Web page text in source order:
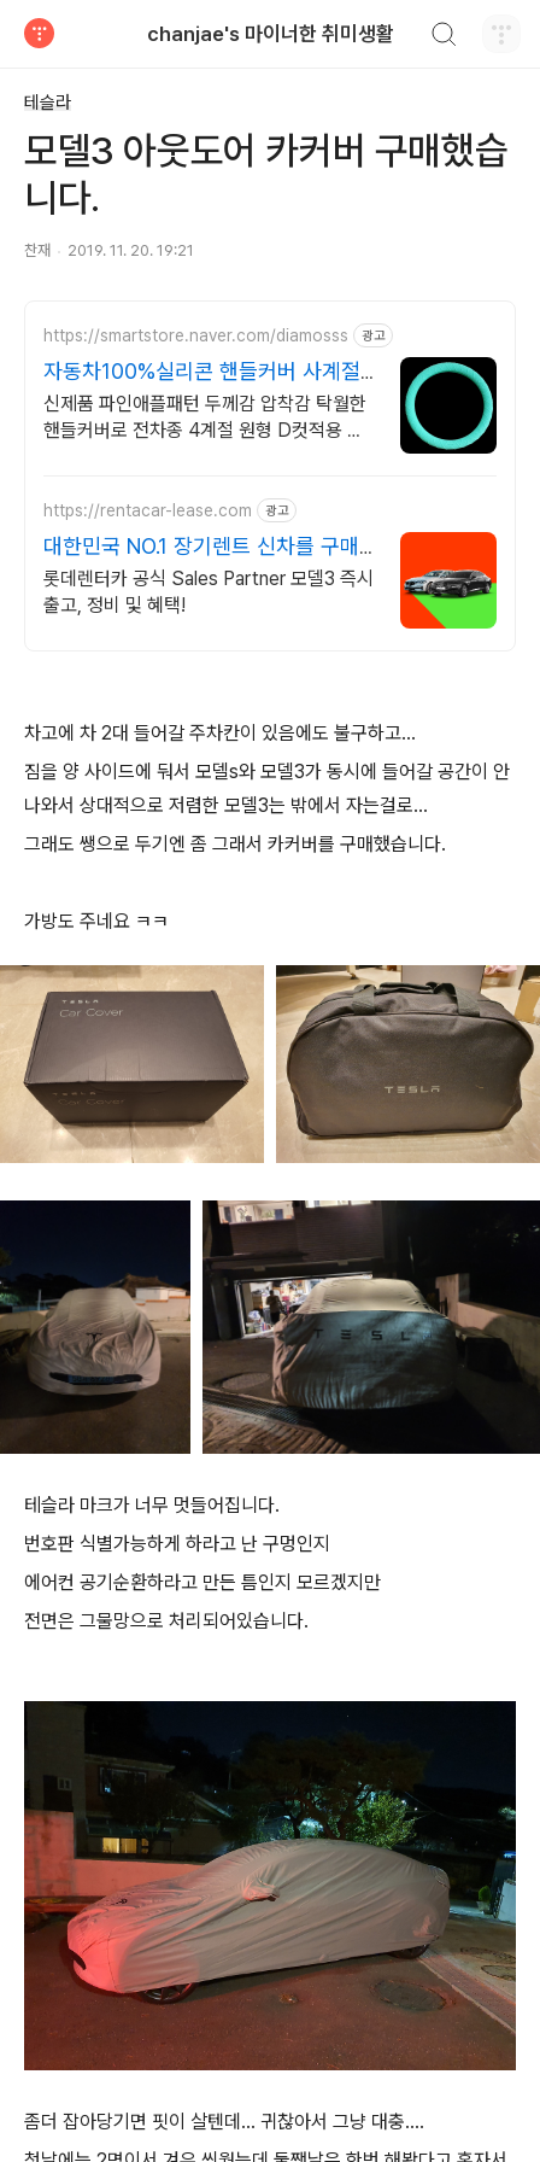
chanjae's 마이너한 취미생활
테슬라
모델3 아웃도어 카커버 구매했습
니다.
찬재 2019. 11. 20. 19:21
https://smartstore.naver.com/diamosss 광고
자동차100%실리콘 핸들커버 사계절
용 100%실리콘그립
신제품 파인애플패턴 두께감 압착감 탁월한
핸들커버로 전차종 4계절 원형 D컷적용 봄
https://rentacar-lease.com 광고
대한민국 NO.1 장기렌트 신차를 구매
하는 완벽한 방법
롯데렌터카 공식 Sales Partner 모델3 즉시
출고, 정비 및 혜택!
차고에 차 2대 들어갈 주차칸이 있음에도 불구하고...
짐을 양 사이드에 둬서 모델s와 모델3가 동시에 들어갈 공간이 안
나와서 상대적으로 저렴한 모델3는 밖에서 자는걸로...
그래도 쌩으로 두기엔 좀 그래서 카커버를 구매했습니다.
가방도 주네요 ㅋㅋ
테슬라 마크가 너무 멋들어집니다.
번호판 식별가능하게 하라고 난 구멍인지
에어컨 공기순환하라고 만든 틈인지 모르겠지만
전면은 그물망으로 처리되어있습니다.
좀더 잡아당기면 핏이 살텐데... 귀찮아서 그냥 대충....